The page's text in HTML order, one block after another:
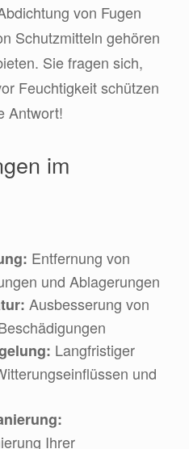
von Fugen
Schutzmitteln gehören
Sie fragen sich,
Feuchtigkeit schützen
Antwort!
im
Entfernung von
und Ablagerungen
Ausbesserung von
Langfristiger
und
Ihrer